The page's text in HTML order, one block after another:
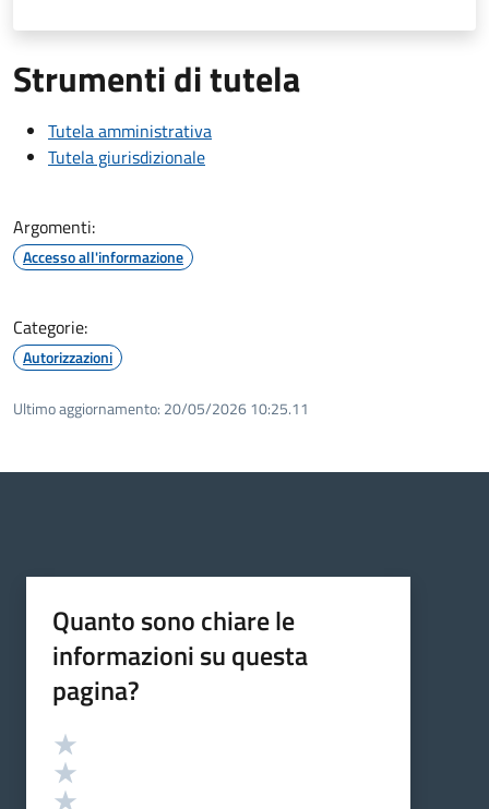
Strumenti di tutela
Tutela amministrativa
Tutela giurisdizionale
Argomenti:
Accesso all'informazione
Categorie:
Autorizzazioni
Ultimo aggiornamento: 20/05/2026 10:25.11
Quanto sono chiare le
informazioni su questa
pagina?
Valutazione